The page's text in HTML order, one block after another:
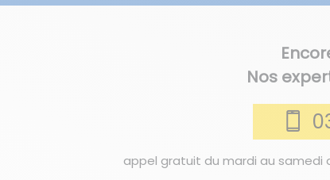
Nos
appel gratuit du mardi au samedi